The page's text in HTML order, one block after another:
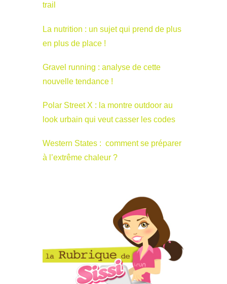
trail
La nutrition : un sujet qui prend de plus
en plus de place !
Gravel running : analyse de cette
nouvelle tendance !
Polar Street X : la montre outdoor au
look urbain qui veut casser les codes
Western States : comment se préparer
à l’extrême chaleur ?